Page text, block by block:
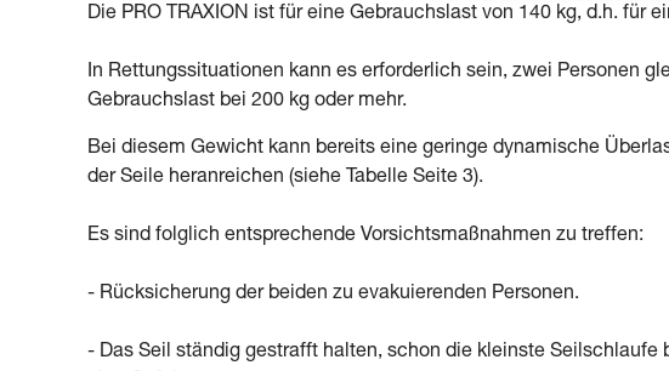
Die PRO TRAXION ist für eine Gebrauchslast von 140 kg, d.h. für
In Rettungssituationen kann es erforderlich sein, zwei Personen
Gebrauchslast bei 200 kg oder mehr.
Bei diesem Gewicht kann bereits eine geringe dynamische
der Seile heranreichen (siehe Tabelle Seite 3).
Es sind folglich entsprechende Vorsichtsmaßnahmen zu treffen:
- Rücksicherung der beiden zu evakuierenden Personen.
- Das Seil ständig gestrafft halten, schon die kleinste